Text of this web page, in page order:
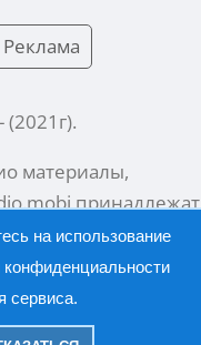
Реклама
- (2021 г).
материалы,
принадлежат
на использование
конфиденциальности
сервиса.